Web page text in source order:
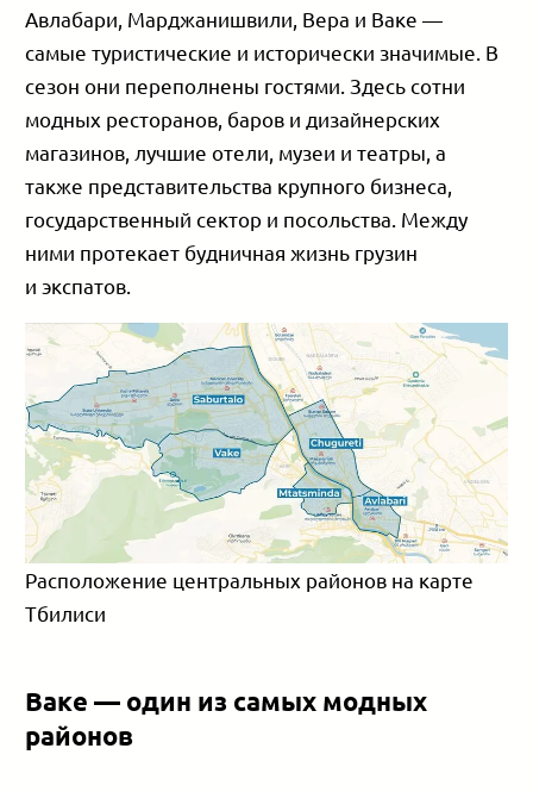
Авлабари, Марджанишвили, Вера и Ваке —
самые туристические и исторически значимые. В
сезон они переполнены гостями. Здесь сотни
модных ресторанов, баров и дизайнерских
магазинов, лучшие отели, музеи и театры, а
также представительства крупного бизнеса,
государственный сектор и посольства. Между
ними протекает будничная жизнь грузин
и экспатов.
Расположение центральных районов на карте
Тбилиси
Ваке — один из самых модных
районов